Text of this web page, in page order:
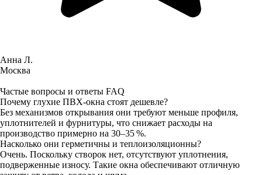
Анна Л.
Москва
Частые вопросы и ответы FAQ
Почему глухие ПВХ‑окна стоят дешевле?
Без механизмов открывания они требуют меньше профиля,
уплотнителей и фурнитуры, что снижает расходы на
производство примерно на 30–35 %.
Насколько они герметичны и теплоизоляционны?
Очень. Поскольку створок нет, отсутствуют уплотнения,
подверженные износу. Такие окна обеспечивают отличную